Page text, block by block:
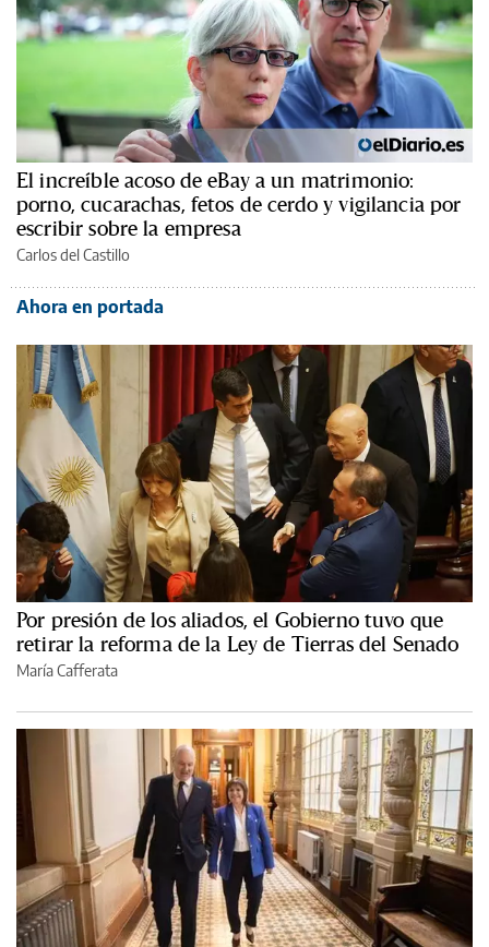
El increíble acoso de eBay a un matrimonio:
porno, cucarachas, fetos de cerdo y vigilancia por
escribir sobre la empresa
Carlos del Castillo
Ahora en portada
Por presión de los aliados, el Gobierno tuvo que
retirar la reforma de la Ley de Tierras del Senado
María Cafferata